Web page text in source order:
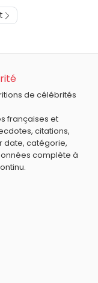
de célébrités
françaises et
citations,
date, catégorie,
complète à